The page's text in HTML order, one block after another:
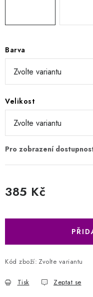
Barva
Velikost
385 Kč
Kód zboží: Zvolte variantu
Tisk Zeptat se